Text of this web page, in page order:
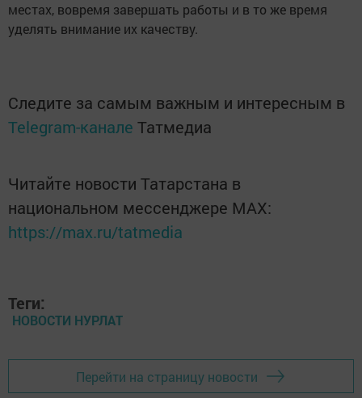
местах, вовремя завершать работы и в то же время
уделять внимание их качеству.
Следите за самым важным и интересным в
Telegram-канале Татмедиа
Читайте новости Татарстана в
национальном мессенджере MАХ:
https://max.ru/tatmedia
Теги:
НОВОСТИ НУРЛАТ
Перейти на страницу новости